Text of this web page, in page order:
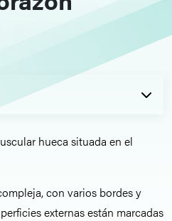
hueca situada en el
con varios bordes y
externas están marcadas